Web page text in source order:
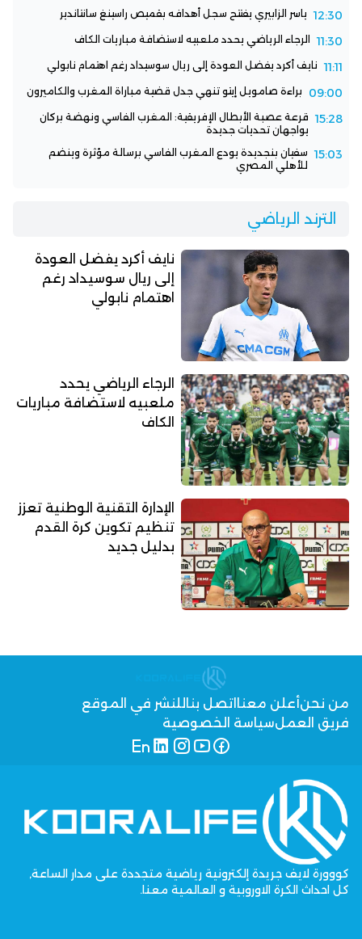
12:30 ياسر الزابيري يفتتح سجل أهدافه بقميص راسينغ سانتاندير
11:30 الرجاء الرياضي يحدد ملعبيه لاستضافة مباريات الكاف
11:11 نايف أكرد يفضل العودة إلى ريال سوسيداد رغم اهتمام نابولي
09:00 براءة صامويل إيتو تنهي جدل قضية مباراة المغرب والكاميرون
15:28 قرعة عصبة الأبطال الإفريقية: المغرب الفاسي ونهضة بركان
يواجهان تحديات جديدة
15:03 سفيان بنجديدة يودع المغرب الفاسي برسالة مؤثرة وينضم
للأهلي المصري
الترند الرياضي
نايف أكرد يفضل العودة
إلى ريال سوسيداد رغم
اهتمام نابولي
الرجاء الرياضي يحدد
ملعبيه لاستضافة مباريات
الكاف
الإدارة التقنية الوطنية تعزز
تنظيم تكوين كرة القدم
بدليل جديد
من نحنأعلن معنا اتصل بنا للنشر في الموقع
فريق العملسياسة الخصوصية
كووورة لايف جريدة إلكترونية رياضية متجددة على مدار الساعة,
كل احداث الكرة الاوروبية و العالمية معنا.